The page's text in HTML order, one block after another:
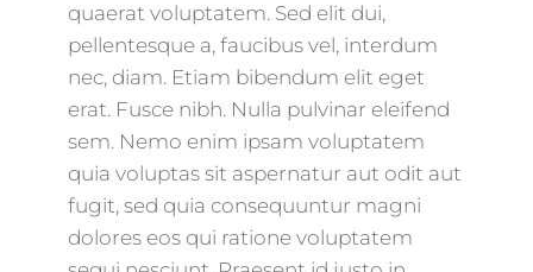
quaerat voluptatem. Sed elit dui,
pellentesque a, faucibus vel, interdum
nec, diam. Etiam bibendum elit eget
erat. Fusce nibh. Nulla pulvinar eleifend
sem. Nemo enim ipsam voluptatem
quia voluptas sit aspernatur aut odit aut
fugit, sed quia consequuntur magni
dolores eos qui ratione voluptatem